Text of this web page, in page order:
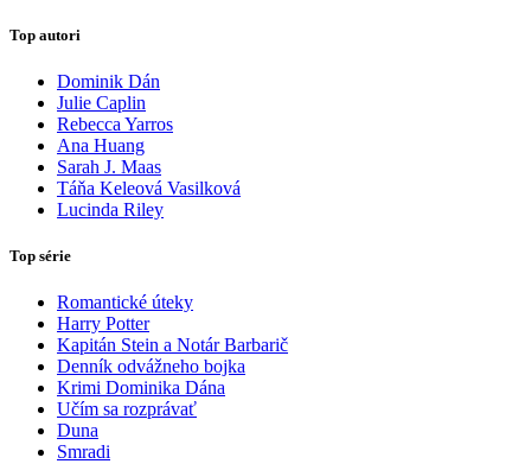
Top autori
Dominik Dán
Julie Caplin
Rebecca Yarros
Ana Huang
Sarah J. Maas
Táňa Keleová Vasilková
Lucinda Riley
Top série
Romantické úteky
Harry Potter
Kapitán Stein a Notár Barbarič
Denník odvážneho bojka
Krimi Dominika Dána
Učím sa rozprávať
Duna
Smradi